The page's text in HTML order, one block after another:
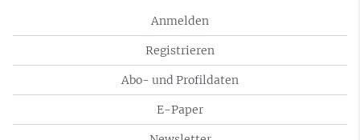
Anmelden
Registrieren
Abo- und Profildaten
E-Paper